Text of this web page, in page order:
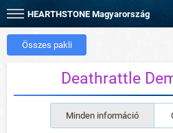
HEARTHSTONE Magyarország
Összes pakli
Deathrattle
Minden információ